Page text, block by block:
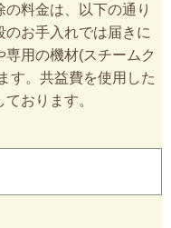
料金は、以下の通り
お手入れでは届きに
専用の機材(スチームク
す。共益費を使用した
おります。